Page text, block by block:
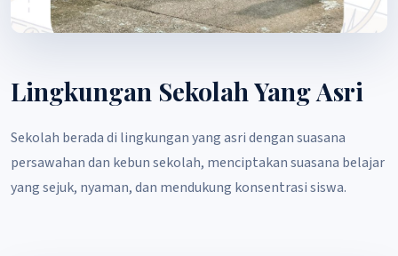
Lingkungan Sekolah Yang Asri
Sekolah berada di lingkungan yang asri dengan suasana
persawahan dan kebun sekolah, menciptakan suasana belajar
yang sejuk, nyaman, dan mendukung konsentrasi siswa.